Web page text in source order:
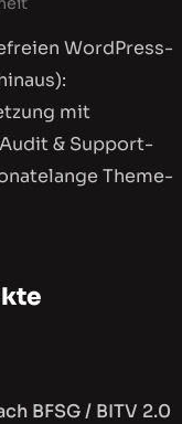
WordPress-
mit
& Support-
Theme-
BFSG / BITV 2.0